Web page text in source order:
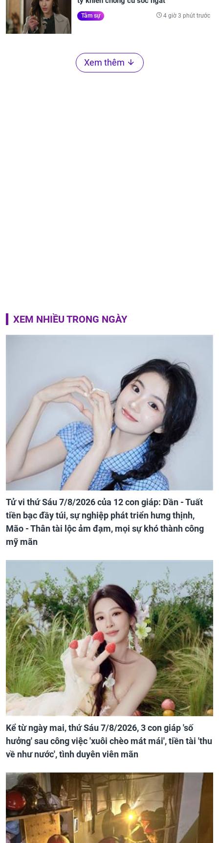
Tâm sự 4 giờ 3 phút trước
Xem thêm
XEM NHIỀU TRONG NGÀY
Tử vi thứ Sáu 7/8/2026 của 12 con giáp: Dần - Tuất
tiền bạc đầy túi, sự nghiệp phát triển hưng thịnh,
Mão - Thân tài lộc ảm đạm, mọi sự khó thành công
mỹ mãn
Kể từ ngày mai, thứ Sáu 7/8/2026, 3 con giáp 'số
hưởng' sau công việc 'xuôi chèo mát mái', tiền tài 'thu
về như nước', tình duyên viên mãn